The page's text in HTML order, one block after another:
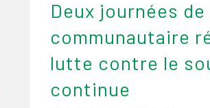
Deux journées
communautaire
lutte contre le
continue